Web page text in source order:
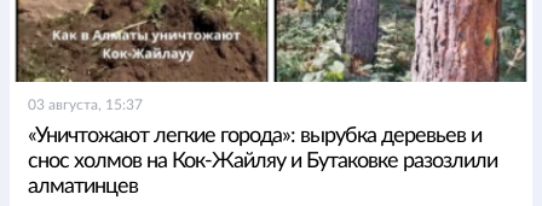
03 августа, 15:37
«Уничтожают легкие города»: вырубка деревьев и
снос холмов на Кок-Жайляу и Бутаковке разозлили
алматинцев